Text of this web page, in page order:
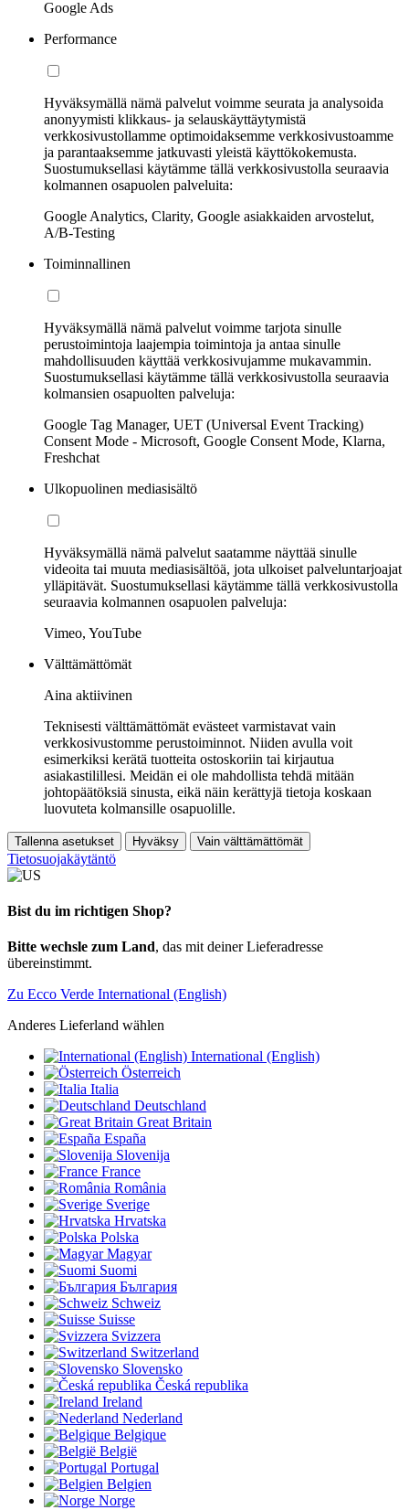
Google Ads
Performance
Hyväksymällä nämä palvelut voimme seurata ja analysoida
anonyymisti klikkaus- ja selauskäyttäytymistä
verkkosivustollamme optimoidaksemme verkkosivustoamme
ja parantaaksemme jatkuvasti yleistä käyttökokemusta.
Suostumuksellasi käytämme tällä verkkosivustolla seuraavia
kolmannen osapuolen palveluita:
Google Analytics, Clarity, Google asiakkaiden arvostelut,
A/B-Testing
Toiminnallinen
Hyväksymällä nämä palvelut voimme tarjota sinulle
perustoimintoja laajempia toimintoja ja antaa sinulle
mahdollisuuden käyttää verkkosivujamme mukavammin.
Suostumuksellasi käytämme tällä verkkosivustolla seuraavia
kolmansien osapuolten palveluja:
Google Tag Manager, UET (Universal Event Tracking)
Consent Mode - Microsoft, Google Consent Mode, Klarna,
Freshchat
Ulkopuolinen mediasisältö
Hyväksymällä nämä palvelut saatamme näyttää sinulle
videoita tai muuta mediasisältöä, jota ulkoiset palveluntarjoajat
ylläpitävät. Suostumuksellasi käytämme tällä verkkosivustolla
seuraavia kolmannen osapuolen palveluja:
Vimeo, YouTube
Välttämättömät
Aina aktiivinen
Teknisesti välttämättömät evästeet varmistavat vain
verkkosivustomme perustoiminnot. Niiden avulla voit
esimerkiksi kerätä tuotteita ostoskoriin tai kirjautua
asiakastilillesi. Meidän ei ole mahdollista tehdä mitään
johtopäätöksiä sinusta, eikä näin kerättyjä tietoja koskaan
luovuteta kolmansille osapuolille.
Tallenna asetukset Hyväksy Vain välttämättömät
Tietosuojakäytäntö
Bist du im richtigen Shop?
Bitte wechsle zum Land, das mit deiner Lieferadresse
übereinstimmt.
Zu Ecco Verde International (English)
Anderes Lieferland wählen
International (English)
Österreich
Italia
Deutschland
Great Britain
España
Slovenija
France
România
Sverige
Hrvatska
Polska
Magyar
Suomi
България
Schweiz
Suisse
Svizzera
Switzerland
Slovensko
Česká republika
Ireland
Nederland
Belgique
België
Portugal
Belgien
Norge